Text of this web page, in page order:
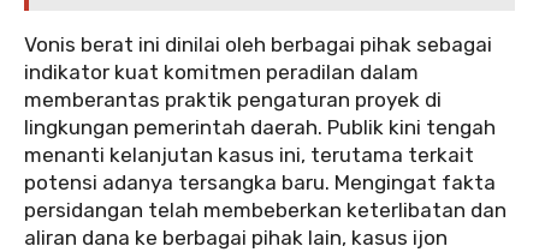
‎‎Vonis berat ini dinilai oleh berbagai pihak sebagai
indikator kuat komitmen peradilan dalam
memberantas praktik pengaturan proyek di
lingkungan pemerintah daerah. Publik kini tengah
menanti kelanjutan kasus ini, terutama terkait
potensi adanya tersangka baru. Mengingat fakta
persidangan telah membeberkan keterlibatan dan
aliran dana ke berbagai pihak lain, kasus ijon